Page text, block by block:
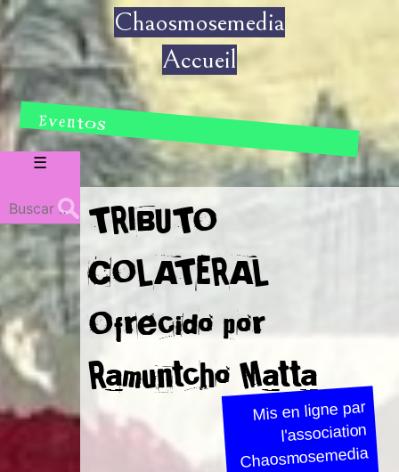
Chaosmosemedia
Accueil
☰Menu
Buscar:
Eventos
TRIBUTO
COLATERAL
Ofrecido por
Ramuntcho Matta
Mis en ligne par
l'association
Chaosmosemedia